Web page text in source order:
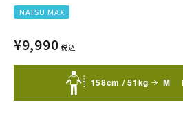
NATSU MAX
¥9,990 税込
158cm / 51kg M